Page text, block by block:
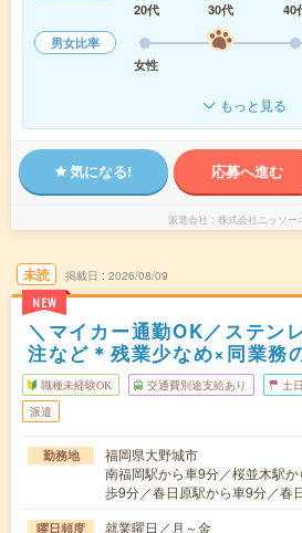
20代
30代 40
男女比率
女性
もっと見る
気になる! 応募へ進む
派遣会社 株式会社ニッソー
未読
NEW
掲載日 2026/08/09
＼マイカー通勤OK／ステン
注など＊残業少なめ×同業務
職種未経験OK 交通費別途支給あり 土
派遣
勤務地
福岡県大野城市
南福岡駅から車9分／桜並木駅
歩9分／春日原駅から車9分／春
曜日頻度 就業曜日／月～金